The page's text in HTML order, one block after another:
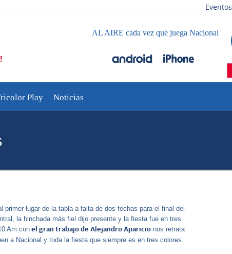
Eventos
AL AIRE cada vez que juega Nacional
Play Noticias
lugar de la tabla a falta de dos fechas para el final del
la hinchada más fiel dijo presente y la fiesta fue en tres
Am conel gran trabajo de Alejandro Aparicionos retrata
a Nacional y toda la fiesta que siempre es en tres colores.